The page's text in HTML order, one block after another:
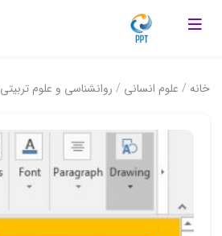
خانه / علوم انسانی / روانشناسی و علوم تربیتی